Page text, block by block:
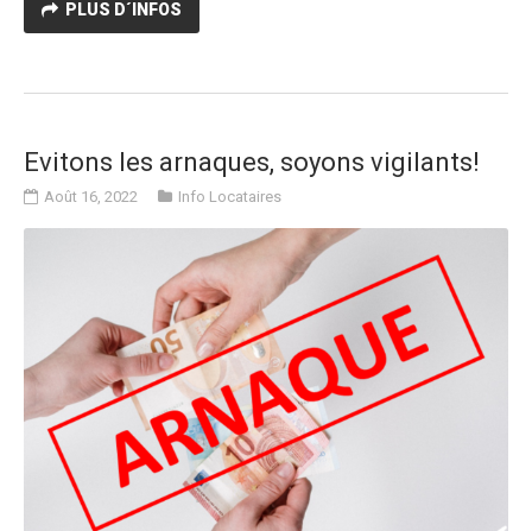
PLUS D´INFOS
Evitons les arnaques, soyons vigilants!
Août 16, 2022 Info Locataires